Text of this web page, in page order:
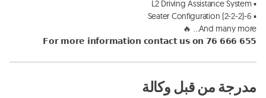
𝗙𝗼𝗿 𝗺𝗼𝗿𝗲 𝗶𝗻𝗳𝗼𝗿𝗺𝗮𝘁𝗶𝗼𝗻 𝗰𝗼𝗻𝘁𝗮𝗰𝘁 𝘂𝘀 𝗼𝗻 𝟳𝟲 𝟲𝟲𝟲 𝟲𝟱𝟱
مدرجة من قبل وكالة